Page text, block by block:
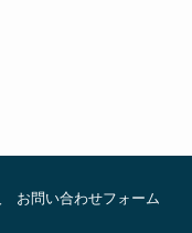
お問い合わせフォーム